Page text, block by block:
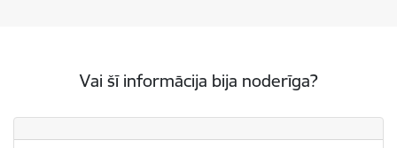
Vai šī informācija bija noderīga?
Vai šī informācija bija noderīga?